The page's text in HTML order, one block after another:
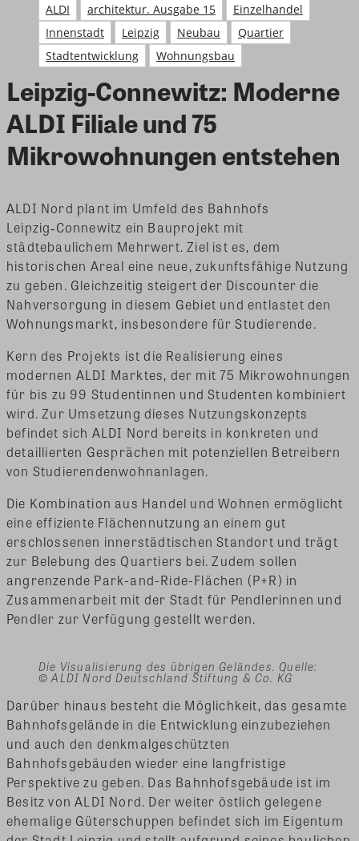
ALDI architektur. Ausgabe 15
Einzelhandel
Innenstadt
Leipzig Neubau
Quartier
Stadtentwicklung
Wohnungsbau
Leipzig-Connewitz: Moderne
ALDI Filiale und 75
Mikrowohnungen entstehen
ALDI Nord plant im Umfeld des Bahnhofs
Leipzig‑Connewitz ein Bauprojekt mit
städtebaulichem Mehrwert. Ziel ist es, dem
historischen Areal eine neue, zukunftsfähige Nutzung
zu geben. Gleichzeitig steigert der Discounter die
Nahversorgung in diesem Gebiet und entlastet den
Wohnungsmarkt, insbesondere für Studierende.
Kern des Projekts ist die Realisierung eines
modernen ALDI Marktes, der mit 75 Mikrowohnungen
für bis zu 99 Studentinnen und Studenten kombiniert
wird. Zur Umsetzung dieses Nutzungskonzepts
befindet sich ALDI Nord bereits in konkreten und
detaillierten Gesprächen mit potenziellen Betreibern
von Studierendenwohnanlagen.
Die Kombination aus Handel und Wohnen ermöglicht
eine effiziente Flächennutzung an einem gut
erschlossenen innerstädtischen Standort und trägt
zur Belebung des Quartiers bei. Zudem sollen
angrenzende Park-and-Ride-Flächen (P+R) in
Zusammenarbeit mit der Stadt für Pendlerinnen und
Pendler zur Verfügung gestellt werden.
Die Visualisierung des übrigen Geländes. Quelle:
© ALDI Nord Deutschland Stiftung & Co. KG
Darüber hinaus besteht die Möglichkeit, das gesamte
Bahnhofsgelände in die Entwicklung einzubeziehen
und auch den denkmalgeschützten
Bahnhofsgebäuden wieder eine langfristige
Perspektive zu geben. Das Bahnhofsgebäude ist im
Besitz von ALDI Nord. Der weiter östlich gelegene
ehemalige Güterschuppen befindet sich im Eigentum